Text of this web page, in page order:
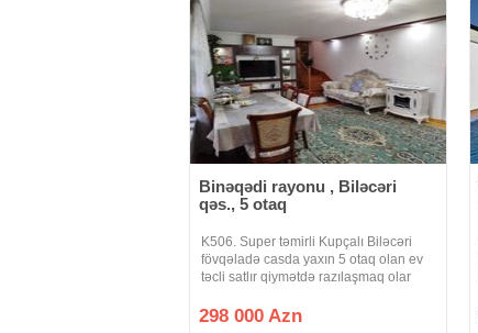
Binəqədi rayonu , Biləcəri
qəs., 5 otaq
K506. Super təmirli Kupçalı Biləcəri
fövqəladə casda yaxın 5 otaq olan ev
təcli satlır qiymətdə razılaşmaq olar
kanalına abunə olun bütün vidyalar
298 000 Azn